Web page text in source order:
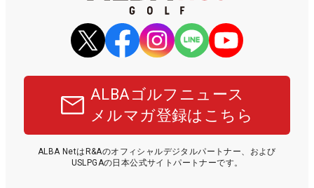
ALBAゴルフニュース
メルマガ登録はこちら
ALBA NetはR&Aのオフィシャルデジタルパートナー、および
USLPGAの日本公式サイトパートナーです。